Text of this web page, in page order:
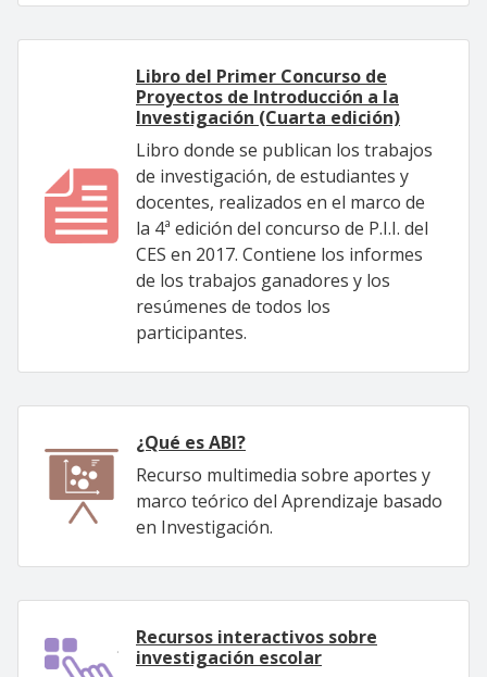
Libro del Primer Concurso de
Proyectos de Introducción a la
Investigación (Cuarta edición)
Libro donde se publican los trabajos
de investigación, de estudiantes y
docentes, realizados en el marco de
la 4ª edición del concurso de P.I.I. del
CES en 2017. Contiene los informes
de los trabajos ganadores y los
resúmenes de todos los
participantes.
¿Qué es ABI?
Recurso multimedia sobre aportes y
marco teórico del Aprendizaje basado
en Investigación.
Recursos interactivos sobre
investigación escolar